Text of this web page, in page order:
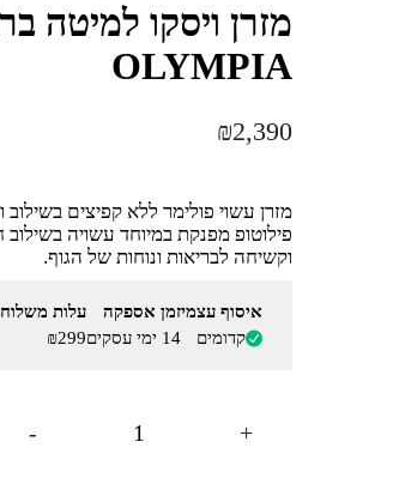
OLYMPIA
₪2,390
וקשיחה לבריאות ונוחות של הגוף.
איסוף עצמי
קדומים
זמן אספקה
14 ימי עסקים
עלות משלוח
₪299
- +